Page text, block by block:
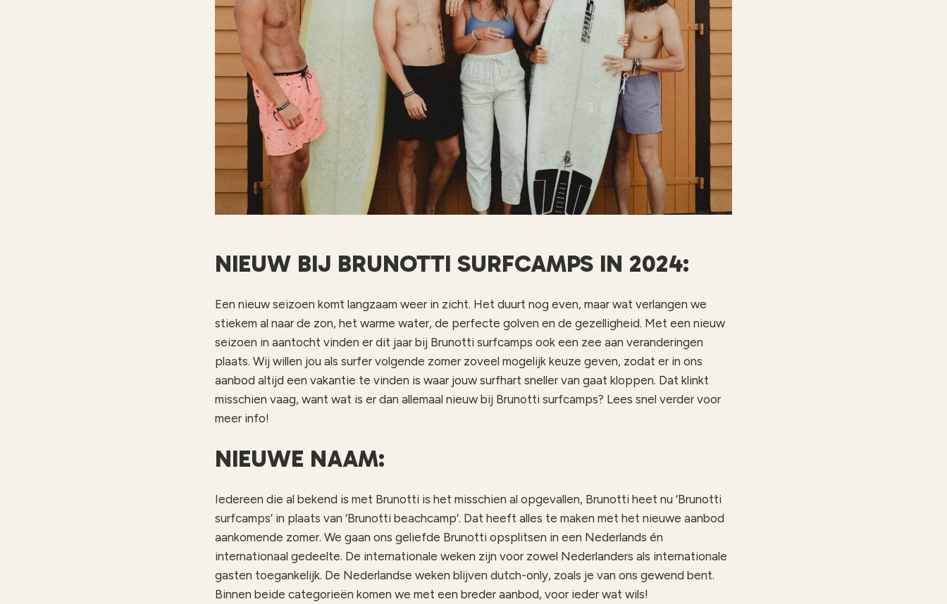
NIEUW BIJ BRUNOTTI SURFCAMPS IN 2024:
Een nieuw seizoen komt langzaam weer in zicht. Het duurt nog even, maar wat verlangen we
stiekem al naar de zon, het warme water, de perfecte golven en de gezelligheid. Met een nieuw
seizoen in aantocht vinden er dit jaar bij Brunotti surfcamps ook een zee aan veranderingen
plaats. Wij willen jou als surfer volgende zomer zoveel mogelijk keuze geven, zodat er in ons
aanbod altijd een vakantie te vinden is waar jouw surfhart sneller van gaat kloppen. Dat klinkt
misschien vaag, want wat is er dan allemaal nieuw bij Brunotti surfcamps? Lees snel verder voor
meer info!
NIEUWE NAAM:
Iedereen die al bekend is met Brunotti is het misschien al opgevallen, Brunotti heet nu ‘Brunotti
surfcamps’ in plaats van ‘Brunotti beachcamp’. Dat heeft alles te maken met het nieuwe aanbod
aankomende zomer. We gaan ons geliefde Brunotti opsplitsen in een Nederlands én
internationaal gedeelte. De internationale weken zijn voor zowel Nederlanders als internationale
gasten toegankelijk. De Nederlandse weken blijven dutch-only, zoals je van ons gewend bent.
Binnen beide categorieën komen we met een breder aanbod, voor ieder wat wils!